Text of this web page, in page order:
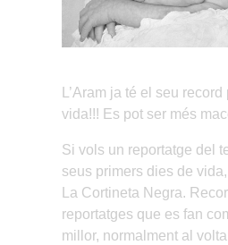
L’Aram ja té el seu
vida!!! Es pot ser més
Si vols un reportatge del
seus primers dies de vida,
La Cortineta Negra.
reportatges que es fan
millor, normalment al